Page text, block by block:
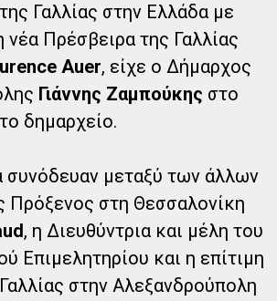
Γαλλίας στην Ελλάδα με
νέα Πρέσβειρα της Γαλλίας
Auer, είχε ο Δήμαρχος
Γιάννης Ζαμπούκης στο
δημαρχείο.
συνόδευαν μεταξύ των άλλων
Πρόξενος στη Θεσσαλονίκη
, η Διευθύντρια και μέλη του
Επιμελητηρίου και η επίτιμη
στην Αλεξανδρούπολη